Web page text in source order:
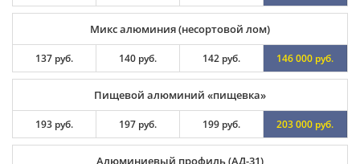
Микс алюминия (несортовой лом)
137 руб. 140 руб. 142 руб. 146 000 руб.
Пищевой алюминий «пищевка»
193 руб. 197 руб. 199 руб. 203 000 руб.
Алюминиевый профиль (АД-31)